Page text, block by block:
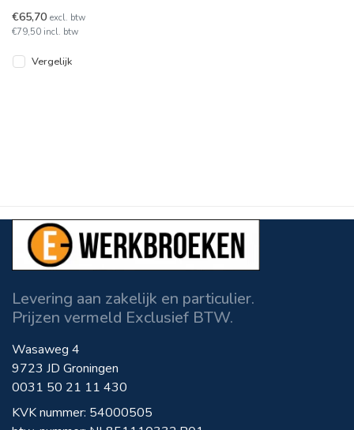
weer. Deze broek is
voorzien
€65,70 excl. btw
€79,50 incl. btw
Vergelijk
Levering aan zakelijk en particulier.
Prijzen vermeld Exclusief BTW.
Wasaweg 4
9723 JD Groningen
0031 50 21 11 430
KVK nummer: 54000505